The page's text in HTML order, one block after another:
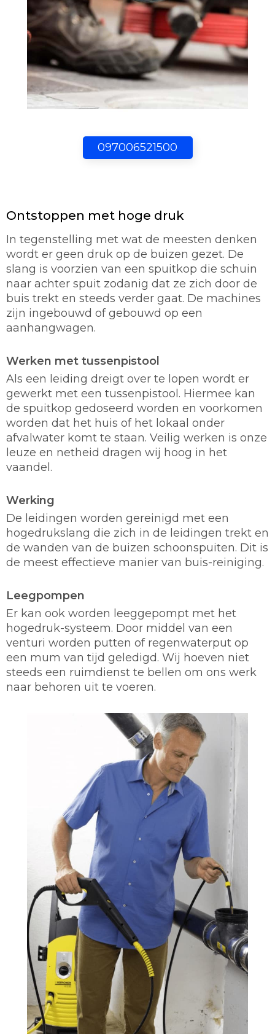
097006521500
Ontstoppen met hoge druk
In tegenstelling met wat de meesten denken
wordt er geen druk op de buizen gezet. De
slang is voorzien van een spuitkop die schuin
naar achter spuit zodanig dat ze zich door de
buis trekt en steeds verder gaat. De machines
zijn ingebouwd of gebouwd op een
aanhangwagen.
Werken met tussenpistool
Als een leiding dreigt over te lopen wordt er
gewerkt met een tussenpistool. Hiermee kan
de spuitkop gedoseerd worden en voorkomen
worden dat het huis of het lokaal onder
afvalwater komt te staan. Veilig werken is onze
leuze en netheid dragen wij hoog in het
vaandel.
Werking
De leidingen worden gereinigd met een
hogedrukslang die zich in de leidingen trekt en
de wanden van de buizen schoonspuiten. Dit is
de meest effectieve manier van buis-reiniging.
Leegpompen
Er kan ook worden leeggepompt met het
hogedruk-systeem. Door middel van een
venturi worden putten of regenwaterput op
een mum van tijd geledigd. Wij hoeven niet
steeds een ruimdienst te bellen om ons werk
naar behoren uit te voeren.